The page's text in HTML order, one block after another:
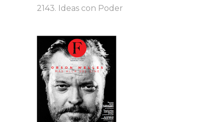
2143. Ideas con Poder